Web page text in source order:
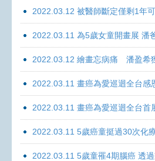
2022.03.12 被醫師斷定僅剩1年
2022.03.11 為5歲女童開畫展 潘
2022.03.12 繪畫忘病痛 潘盈希
2022.03.11 畫癌為愛巡迴全台
2022.03.11 畫癌為愛巡迴全台首
2022.03.11 5歲癌童挺過30次化
2022.03.11 5歲童罹4期腦癌 透